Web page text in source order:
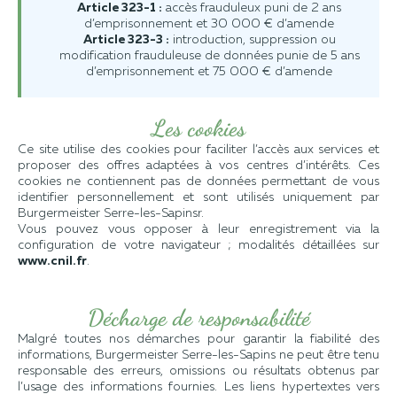
Article 323-1 : accès frauduleux puni de 2 ans
d’emprisonnement et 30 000 € d’amende
Article 323-3 : introduction, suppression ou
modification frauduleuse de données punie de 5 ans
d’emprisonnement et 75 000 € d’amende
Les cookies
Ce site utilise des cookies pour faciliter l’accès aux services et
proposer des offres adaptées à vos centres d’intérêts. Ces
cookies ne contiennent pas de données permettant de vous
identifier personnellement et sont utilisés uniquement par
Burgermeister Serre-les-Sapinsr.
Vous pouvez vous opposer à leur enregistrement via la
configuration de votre navigateur ; modalités détaillées sur
www.cnil.fr.
Décharge de responsabilité
Malgré toutes nos démarches pour garantir la fiabilité des
informations, Burgermeister Serre-les-Sapins ne peut être tenu
responsable des erreurs, omissions ou résultats obtenus par
l’usage des informations fournies. Les liens hypertextes vers